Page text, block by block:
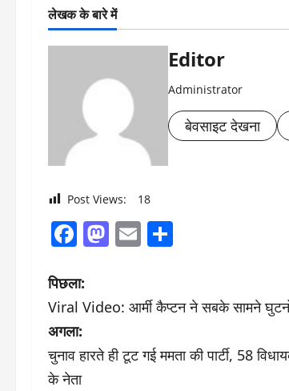
लेखक के बारे में
Editor
Administrator
बेवसाइट देखना
Post Views: 18
Facebook
Mastodon
Email
पो
स्ट
ने
पिछला:
Viral Video: आर्मी कैप्टन ने सबके सामने
अगला:
चुनाव हारते ही टूट गई ममता की पार्टी, 58
के नेता